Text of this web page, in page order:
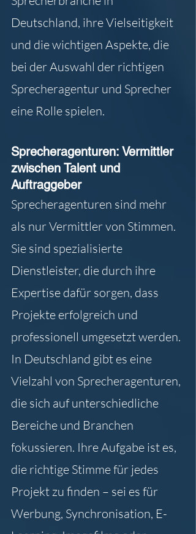
Deutschland, ihre Vielseitigkeit
und die wichtigen Aspekte, die
bei der Auswahl der richtigen
Sprecheragentur und Sprecher
eine Rolle spielen.
Sprecheragenturen: Vermittler
zwischen Talent und
Auftraggeber
Sprecheragenturen sind mehr
als nur Vermittler von Stimmen.
Sie sind spezialisierte
Dienstleister, die durch ihre
Expertise dafür sorgen, dass
Projekte erfolgreich und
professionell umgesetzt werden.
In Deutschland gibt es eine
Vielzahl von Sprecheragenturen,
die sich auf unterschiedliche
Bereiche und Branchen
fokussieren. Ihre Aufgabe ist es,
die richtige Stimme für jedes
Projekt zu finden – sei es für
Werbung, Synchronisation, E-